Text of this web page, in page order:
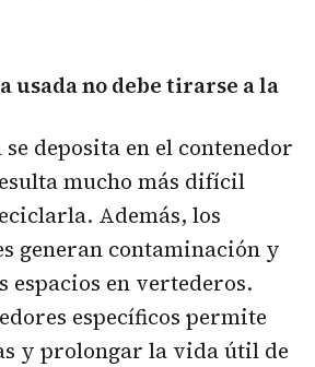
usada no debe tirarse a la
deposita en el contenedor
mucho más difícil
Además, los
generan contaminación y
espacios en vertederos.
específicos permite
y prolongar la vida útil de